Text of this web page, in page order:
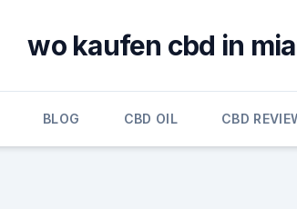
wo kaufen cbd in
BLOG CBD OIL CBD